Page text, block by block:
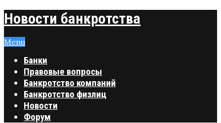
Новости банкротства
Menu
Банки
Правовые вопросы
Банкротство компаний
Банкротство физлиц
Новости
Форум